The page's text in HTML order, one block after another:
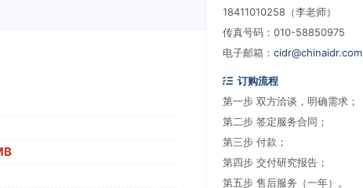
18411010258（李老师）
传真号码：010-58850975
电子邮箱： cidr@chinaidr.com
订购流程
第一步 双方洽谈，明确需求；
第二步 签定服务合同；
第三步 付款；
第四步 交付研究报告；
第五步 售后服务（一年）。